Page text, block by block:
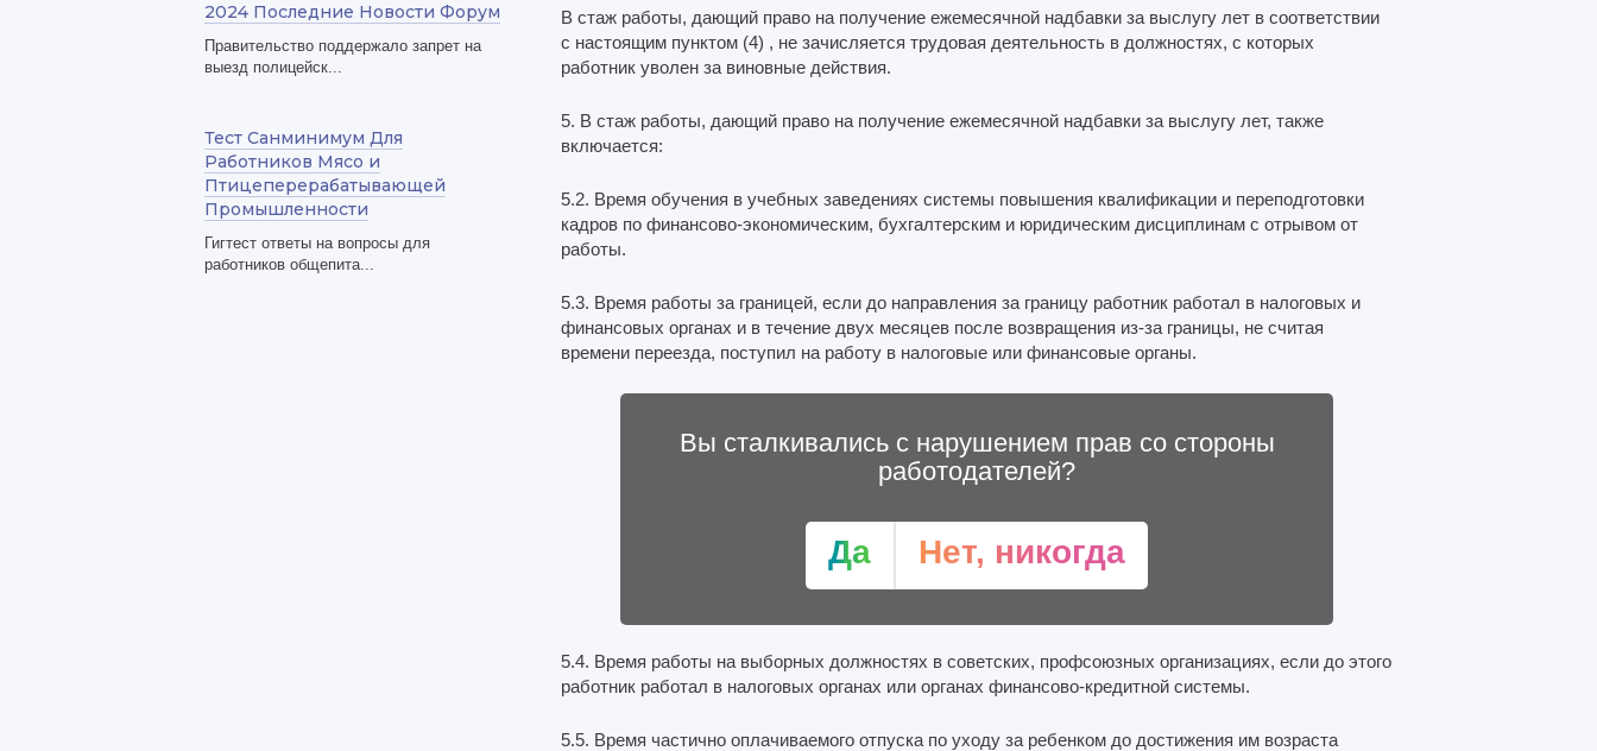
В стаж работы, дающий право на получение ежемесячной надбавки за выслугу лет в соответствии
с настоящим пунктом (4) , не зачисляется трудовая деятельность в должностях, с которых
работник уволен за виновные действия.
5. В стаж работы, дающий право на получение ежемесячной надбавки за выслугу лет, также
включается:
5.2. Время обучения в учебных заведениях системы повышения квалификации и переподготовки
кадров по финансово-экономическим, бухгалтерским и юридическим дисциплинам с отрывом от
работы.
5.3. Время работы за границей, если до направления за границу работник работал в налоговых и
финансовых органах и в течение двух месяцев после возвращения из-за границы, не считая
времени переезда, поступил на работу в налоговые или финансовые органы.
Вы сталкивались с нарушением прав со стороны
работодателей?
Да Нет, никогда
5.4. Время работы на выборных должностях в советских, профсоюзных организациях, если до этого
работник работал в налоговых органах или органах финансово-кредитной системы.
5.5. Время частично оплачиваемого отпуска по уходу за ребенком до достижения им возраста
2024 Последние Новости Форум
Правительство поддержало запрет на
выезд полицейск...
Тест Санминимум Для
Работников Мясо и
Птицеперерабатывающей
Промышленности
Гигтест ответы на вопросы для
работников общепита...